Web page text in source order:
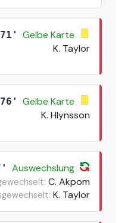
71'
Gelbe Karte
K. Taylor
76'
Gelbe Karte
K. Hlynsson
Auswechslung
C. Akpom
K. Taylor